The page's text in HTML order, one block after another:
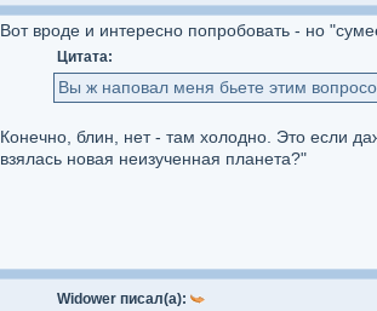
Вот вроде и интересно попробовать - но
Цитата:
Вы ж наповал меня бьете этим
Конечно, блин, нет - там холодно. Это если
взялась новая неизученная планета?"
Widower писал(а):